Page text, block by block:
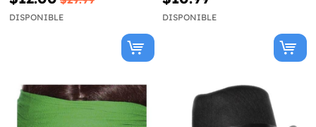
DISPONIBLE DISPONIBLE